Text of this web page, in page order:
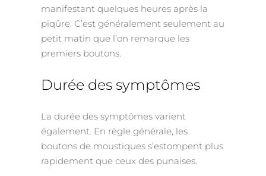
manifestant quelques heures après la
piqûre. C’est généralement seulement au
petit matin que l’on remarque les
premiers boutons.
Durée des symptômes
La durée des symptômes varient
également. En règle générale, les
boutons de moustiques s’estompent plus
rapidement que ceux des punaises.